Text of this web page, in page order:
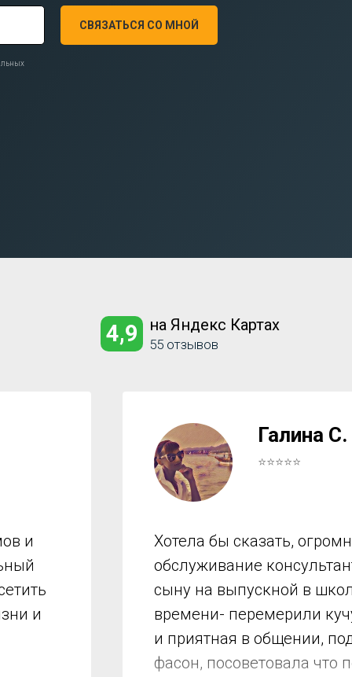
СВЯЗАТЬСЯ СО МНОЙ
55 отзывов
на Яндекс Картах
4,9
и
и
Галина С.
⭐⭐⭐⭐⭐
Хотела бы сказать,
обслуживание
сыну на выпускной в
времени- перемерили
и приятная в общении,
фасон, посоветовала что